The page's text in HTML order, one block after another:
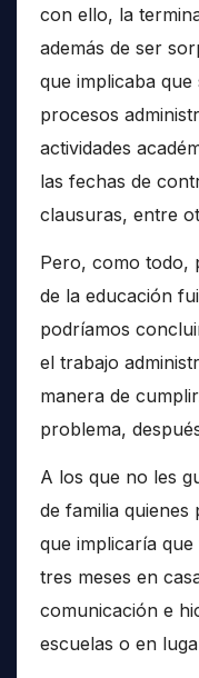
con ello, la
además de ser
que implicaba
procesos
actividades
las fechas de
clausuras, entre
Pero, como todo,
de la educación
podríamos
el trabajo
manera de
problema,
A los que no les
de familia
que implicaría
tres meses en
comunicación e
escuelas o en